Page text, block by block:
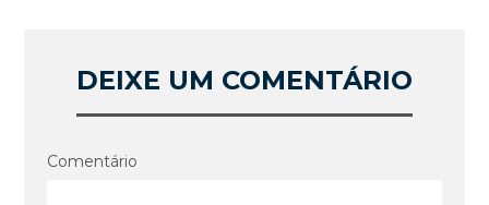
DEIXE UM COMENTÁRIO
Comentário